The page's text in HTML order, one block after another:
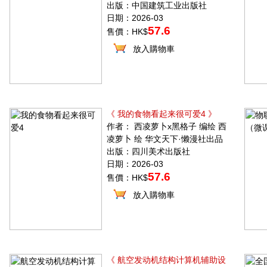
出版：中国建筑工业出版社
日期：2026-03
售價：HK$57.6
放入購物車
《 我的食物看起来很可爱4 》
作者： 西凌萝卜x黑格子 编绘 西
凌萝卜 绘 华文天下·懒漫社出品
出版：四川美术出版社
日期：2026-03
售價：HK$57.6
放入購物車
《 航空发动机结构计算机辅助设